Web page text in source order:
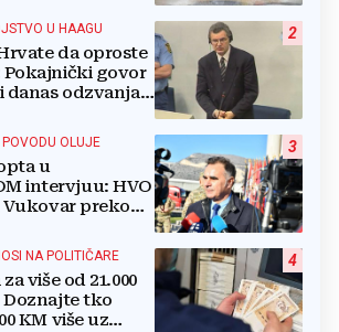
2
U HAAGU
da oproste
Pokajnički govor
danas odzvanja
3
OLUJE
u
intervjuu: HVO
Vukovar preko
4
NA POLITIČARE
više od 21.000
Doznajte tko
KM više uz